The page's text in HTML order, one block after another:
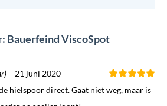
Bauerfeind ViscoSpot
– 21 juni 2020
hielspoor direct. Gaat niet weg, maar is